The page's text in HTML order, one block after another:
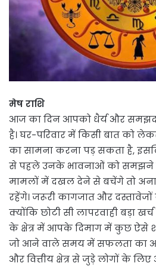
मेष राशि
आज का दिन आपको धैर्य और
है। घर-परिवार में किसी बात को
का सामना करना पड़ सकता है,
से पहले उनके भावनाओं को समझने
मामलों में दखल देने से बचेंगे तो
रहेंगे। जरूरी कागजात और
क्योंकि छोटी सी लापरवाही बड़ा
के क्षेत्र में आपके दिमाग में कुछ ऐसे
जो आने वाले समय में सफलता का
और वित्तीय क्षेत्र से जुड़े लोगों के